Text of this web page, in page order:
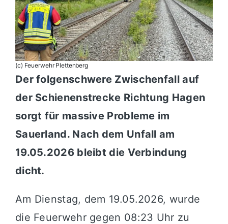
(c) Feuerwehr Plettenberg
Der folgenschwere Zwischenfall auf
der Schienenstrecke Richtung Hagen
sorgt für massive Probleme im
Sauerland. Nach dem Unfall am
19.05.2026 bleibt die Verbindung
dicht.
Am Dienstag, dem 19.05.2026, wurde
die Feuerwehr gegen 08:23 Uhr zu